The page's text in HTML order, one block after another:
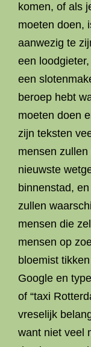
komen, of als
moeten doen,
aanwezig te
een
een
beroep hebt
moeten doen
zijn teksten
mensen
nieuwste
binnenstad,
zullen
mensen die
mensen op
bloemist
Google en
of “taxi
vreselijk
want niet veel